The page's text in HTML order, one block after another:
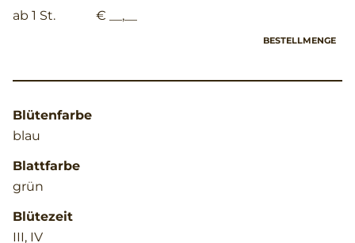
ab 1 St.
€ __,__
BESTELLMENGE
Blütenfarbe
blau
Blattfarbe
grün
Blütezeit
III, IV